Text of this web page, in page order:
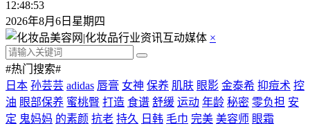
12:48:54
2026年8月6日星期四
×
#热门搜索#
日本 孙芸芸 adidas 唇膏 女神 保养 肌肤 眼影 金泰希 抑痘术 控
油 眼部保养 蜜桃臀 打造 食谱 舒缓 运动 年龄 秘密 零负担 安
定 鬼妈妈 的素颜 抗老 持久 日韩 毛巾 完美 美容师 眼霜